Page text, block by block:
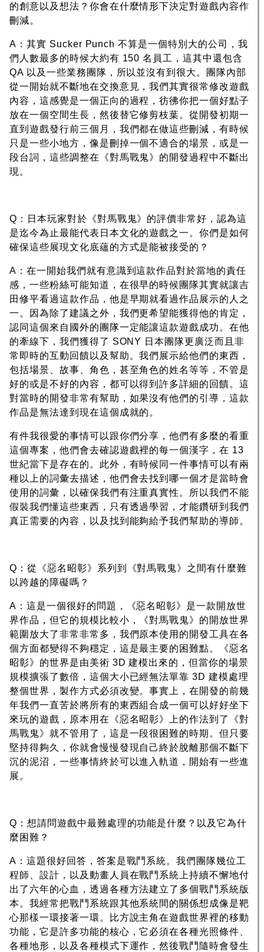
的創意以及想法？你會在什麼情形下決定對遊戲內容作
刪減。
A：其實 Sucker Punch 不算是一個特別大的公司，我
們人數最多的時候大約有 150 名員工，這其中還包含
QA 以及一些業務團隊，所以並沒有到很大。團隊內部
從一開始就不斷地在交換意見，我們其實很常修改遊戲
內容，這感覺是一個正向的過程，彷彿你把一個好點子
放在一個空間生長，然後替它修剪枝葉。從開發初期一
直到遊戲發行前三個月，我們都在做這些刪減，有時候
只是一些小地方，像是刪掉一個不適合的場景，或是一
段台詞，這些調整在《對馬戰鬼》的開發過程中不斷出
現。
Q：日本玩家對於《對馬戰鬼》的評價非常好，認為這
是迄今為止最能代表日本文化的遊戲之一。你們是如何
確保這些展現文化底蘊的方式是能被接受的？
A：在一開始我們就有意識到這款作品對於當地的責任
感，一些粉絲可能知道，在很早的時候團隊其實就讓吉
田修平看過這款作品，他是早期就看過作品展示的人之
一。因為除了建議之外，我們更希望能獲得他的肯定，
認同這個來自國外的團隊一定能讓這款遊戲成功。在他
的牽線下，我們獲得了 SONY 日本團隊更廣泛而且非
常即時的互動回饋以及幫助。我們展示給他們的東西，
包括場景、故事、角色，甚至角色的姓名等等，不管是
好的或是不好的內容，都可以得到許多詳細的回饋。這
對當時的開發非常有幫助，如果沒有他們的引導，這款
作品是無法達到現在這個成就的。
有件我很愛的事情可以跟你們分享，他們有多麼的看重
這個專案，他們會去確認遊戲裡的每一個漢字，在 13
世紀當下是存在的。此外，有時候同一件事情可以有兩
種以上的詞彙去描述，他們會去找到哪一個才是當時會
使用的詞彙，以確保我們有注重真實性。所以我們不能
假裝我們懂這些東西，只有透過學習，才能鑽研到我們
真正需要的內容，以及找到能夠給予我們幫助的導師。
Q：從《惡名昭彰》系列到《對馬戰鬼》之間有什麼難
以跨越的障礙嗎？
A：這是一個很好的問題，《惡名昭彰》是一款開放世
界作品，但它的規模比較小，《對馬戰鬼》的開放世界
範圍放大了非常非常多，我們原本使用的開發工具在各
個方面都變得不夠穩定，這是最主要的困難點。《惡名
昭彰》的世界是由美術 3D 建模出來的，但當你的場景
規模擴張了數倍，這個大小已經無法單靠 3D 建模處理
整個世界，製作方式必須改變。事實上，在開發的前幾
年我們一直苦於將所有的東西組合成一個可以好好坐下
來玩的遊戲，原本用在《惡名昭彰》上的作法到了《對
馬戰鬼》就不管用了，這是一段很困難的時期。但只要
堅持得夠久，你就會慢慢發現自己終於脫離那個不斷下
沉的泥沼，一些事情終於可以進入軌道，開始有一些進
展。
Q：想請問遊戲中最難處理的功能是什麼？以及它為什
麼困難？
A：這題很好回答，答案是戰鬥系統。我們團隊幾位工
程師、設計，以及動畫人員在戰鬥系統上持續不懈地付
出了六年的心血，透過各種方法建立了多個戰鬥系統版
本。我經常把戰鬥系統跟其他系統間的關係想成像是靶
心那樣一環接著一環。比方說主角在遊戲世界裡的移動
功能，它是許多功能的核心，它必須在各種光照條件、
各種地形，以及各種模式下運作，然後戰鬥隨時會發生